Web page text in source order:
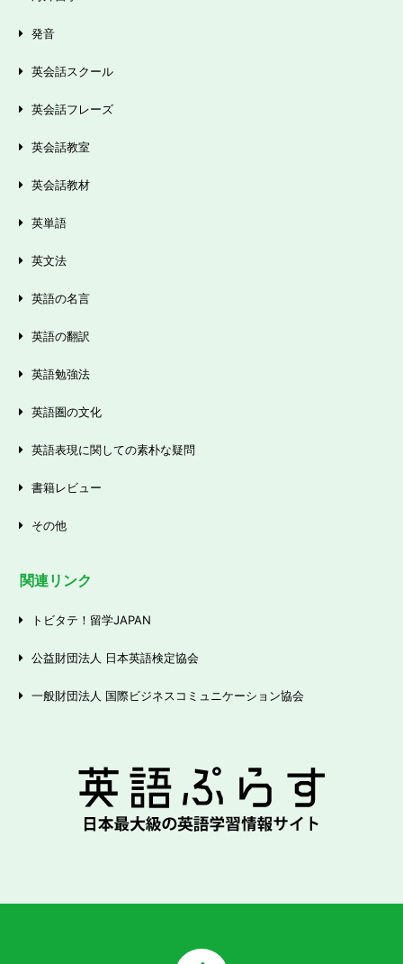
発音
英会話スクール
英会話フレーズ
英会話教室
英会話教材
英単語
英文法
英語の名言
英語の翻訳
英語勉強法
英語圏の文化
英語表現に関しての素朴な疑問
書籍レビュー
その他
関連リンク
トビタテ！留学JAPAN
公益財団法人 日本英語検定協会
一般財団法人 国際ビジネスコミュニケーション協会